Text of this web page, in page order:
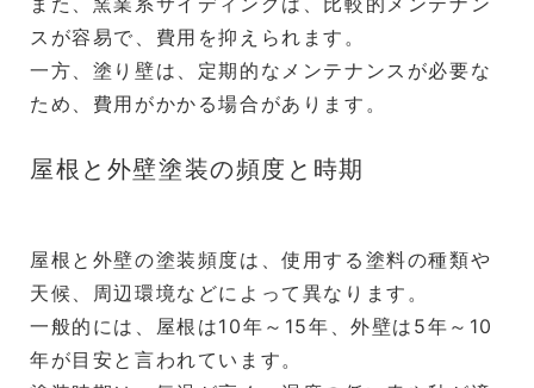
スが容易で、費用を抑えられます。
一方、塗り壁は、定期的なメンテナンスが必要な
ため、費用がかかる場合があります。
屋根と外壁塗装の頻度と時期
屋根と外壁の塗装頻度は、使用する塗料の種類や
天候、周辺環境などによって異なります。
一般的には、屋根は10年～15年、外壁は5年～10
年が目安と言われています。